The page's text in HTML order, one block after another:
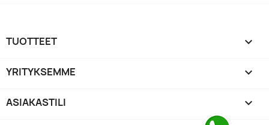
TUOTTEET 
YRITYKSEMME 
ASIAKASTILI 